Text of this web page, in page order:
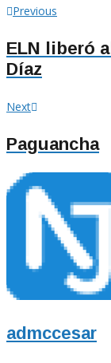
de
entradas
Previous
ELN liberó
Díaz
Next
Paguancha
admccesar